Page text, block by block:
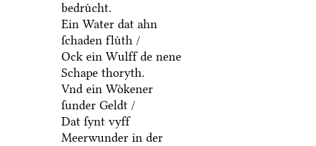
bedruͤcht.
Ein Water dat ahn
ſchaden fluͤth /
Ock ein Wulff de nene
Schape thoryth.
Vnd ein Woͤkener
ſunder Geldt /
Dat ſynt vyff
Meerwunder in der